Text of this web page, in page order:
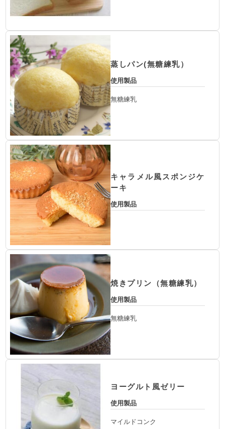
蒸しパン(無糖練乳）
使用製品
無糖練乳
キャラメル風スポンジケ
ーキ
使用製品
焼きプリン（無糖練乳）
使用製品
無糖練乳
ヨーグルト風ゼリー
使用製品
マイルドコンク